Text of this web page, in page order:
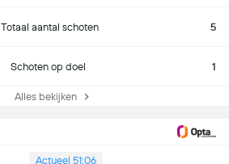
Totaal aantal schoten 5
Schoten op doel 1
Alles bekijken
Actueel 51:06